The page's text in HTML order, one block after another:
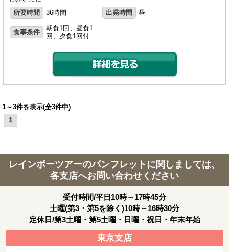
所要時間
36時間 出発時間 昼
食事条件
朝食1回、昼食1
回、夕食1回付
1～3件を表示(全3件中)
1
レインボーツアーのパンフレットに関しましては、
各支店へお問い合わせください
受付時間/平日10時～17時45分
土曜(第3・第5を除く)10時～16時30分
定休日/第3土曜・第5土曜・日曜・祝日・年末年始
東京支店